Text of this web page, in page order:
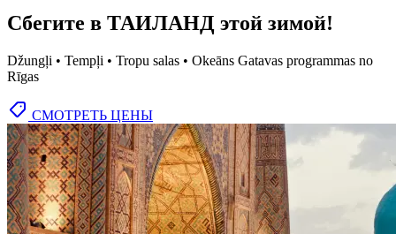
Сбегите в ТАИЛАНД этой зимой!
Džungļi • Tempļi • Tropu salas • Okeāns Gatavas programmas no
Rīgas
СМОТРЕТЬ ЦЕНЫ